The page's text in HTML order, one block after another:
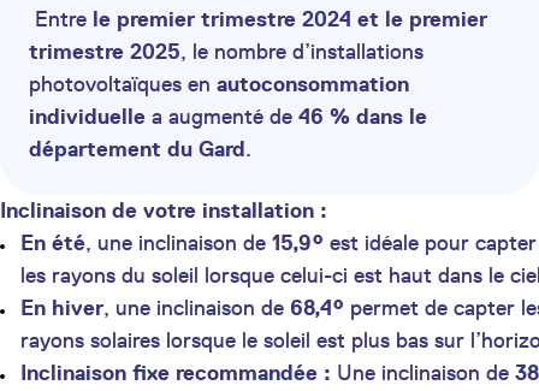
Entre le premier trimestre 2024 et le premier
trimestre 2025, le nombre d’installations
photovoltaïques en autoconsommation
individuelle a augmenté de 46 % dans le
département du Gard.
Inclinaison de votre installation :
En été, une inclinaison de 15,9° est idéale pour capter
les rayons du soleil lorsque celui-ci est haut dans le
En hiver, une inclinaison de 68,4° permet de capter
rayons solaires lorsque le soleil est plus bas sur
Inclinaison fixe recommandée : Une inclinaison de